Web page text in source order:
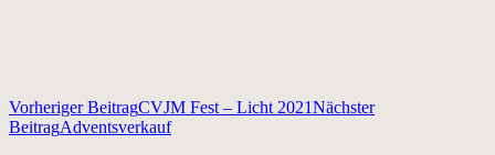
Beitragsnavigation
Vorheriger BeitragCVJM Fest – Licht 2021Nächster
BeitragAdventsverkauf